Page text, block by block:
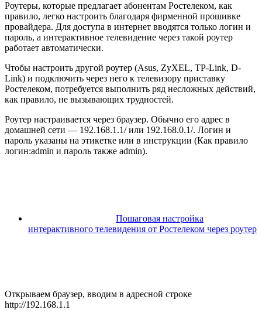
Роутеры, которые предлагает абонентам Ростелеком, как
правило, легко настроить благодаря фирменной прошивке
провайдера. Для доступа в интернет вводятся только логин и
пароль, а интерактивное телевидение через такой роутер
работает автоматически.
Чтобы настроить другой роутер (Asus, ZyXEL, TP-Link, D-
Link) и подключить через него к телевизору приставку
Ростелеком, потребуется выполнить ряд несложных действий,
как правило, не вызывающих трудностей.
Роутер настраивается через браузер. Обычно его адрес в
домашней сети — 192.168.1.1/ или 192.168.0.1/. Логин и
пароль указаны на этикетке или в инструкции (Как правило
логин:admin и пароль также admin).
Пошаговая настройка
интерактивного телевидения от Ростелеком через роутер
Открываем браузер, вводим в адресной строке
http://192.168.1.1